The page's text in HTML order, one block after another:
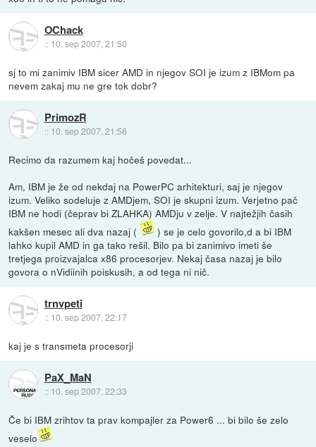
OChack
:: 10. sep 2007, 21:50
sj to mi zanimiv IBM sicer AMD in njegov SOI je izum z IBMom pa
nevem zakaj mu ne gre tok dobr?
PrimozR
:: 10. sep 2007, 21:56
Recimo da razumem kaj hočeš povedat...
Am, IBM je že od nekdaj na PowerPC arhitekturi, saj je njegov
izum. Veliko sodeluje z AMDjem, SOI je skupni izum. Verjetno pač
IBM ne hodi (čeprav bi ZLAHKA) AMDju v zelje. V najtežjih časih
kakšen mesec ali dva nazaj (
) se je celo govorilo,d a bi IBM
lahko kupil AMD in ga tako rešil. Bilo pa bi zanimivo imeti še
tretjega proizvajalca x86 procesorjev. Nekaj časa nazaj je bilo
govora o nVidiinih poiskusih, a od tega ni nič.
trnvpeti
:: 10. sep 2007, 22:17
kaj je s transmeta procesorji
PaX_MaN
:: 10. sep 2007, 22:33
Če bi IBM zrihtov ta prav kompajler za Power6 ... bi bilo še zelo
veselo